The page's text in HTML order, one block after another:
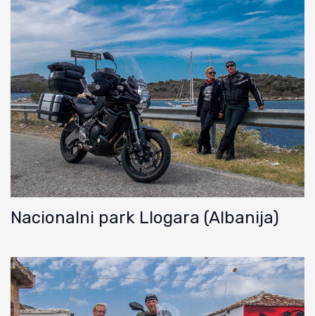
Nacionalni park Llogara (Albanija)